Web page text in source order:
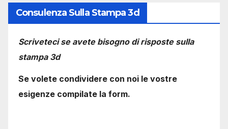
Consulenza Sulla Stampa 3d
Scriveteci se avete bisogno di risposte sulla
stampa 3d
Se volete condividere con noi le vostre
esigenze compilate la form.